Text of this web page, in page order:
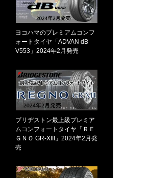
ヨコハマのプレミアムコンフ
ォートタイヤ「ADVAN dB
V553」2024年2月発売
ブリヂストン最上級プレミア
ムコンフォートタイヤ「ＲＥ
ＧＮＯ GR-XIII」2024年2月発
売